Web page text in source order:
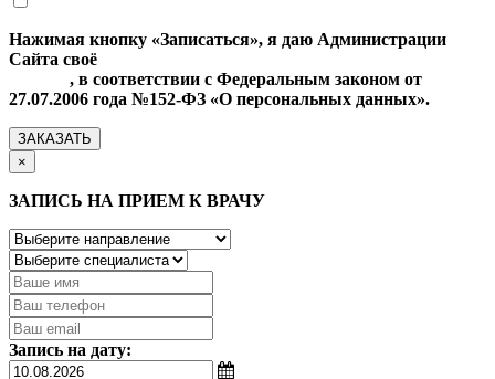
Нажимая кнопку «Записаться», я даю Администрации
Сайта своё
, в соответствии с Федеральным законом от
27.07.2006 года №152-ФЗ «О персональных данных».
ЗАКАЗАТЬ
×
ЗАПИСЬ НА ПРИЕМ К ВРАЧУ
Запись на дату: